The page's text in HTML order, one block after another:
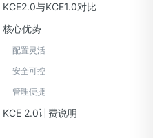
KCE2.0与KCE1.0对比
核心优势
配置灵活
安全可控
管理便捷
KCE 2.0计费说明